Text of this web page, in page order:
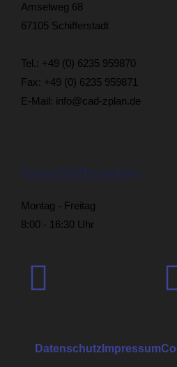
Amselweg 68
67105 Schifferstadt
Tel.: +49 (0) 6235 959870
Fax: +49 (0) 6235 959871
E-Mail: info@cad-zplan.de
Geschäftszeiten
Montag - Freitag
8:00 - 16:30 Uhr
Daten­schutz Impressum